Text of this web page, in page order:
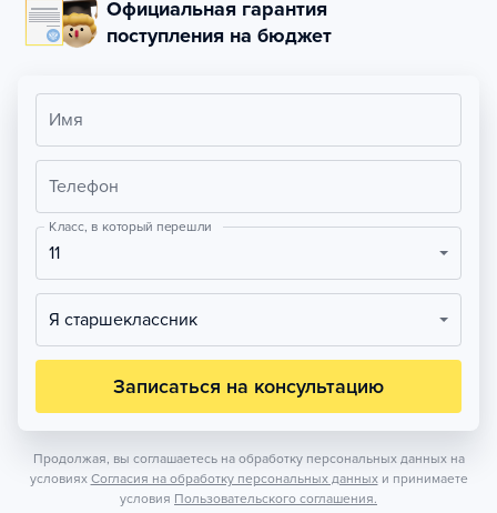
Официальная гарантия
поступления на бюджет
Имя
Телефон
Класс, в который перешли
11
Я старшеклассник
Записаться на консультацию
Продолжая, вы соглашаетесь на обработку персональных данных на
условиях Согласия на обработку персональных данных и принимаете
условия Пользовательского соглашения.